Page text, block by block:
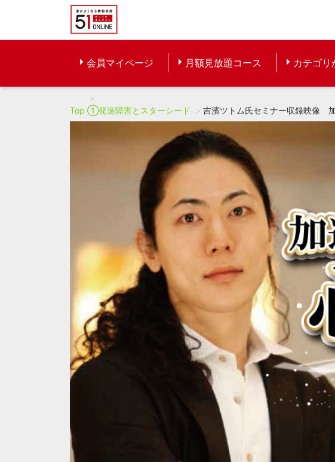
会員マイページ 月額見放題コース カテゴリ
Top ①発達障害とスターシード 吉濱ツトム氏セミナー収録映像